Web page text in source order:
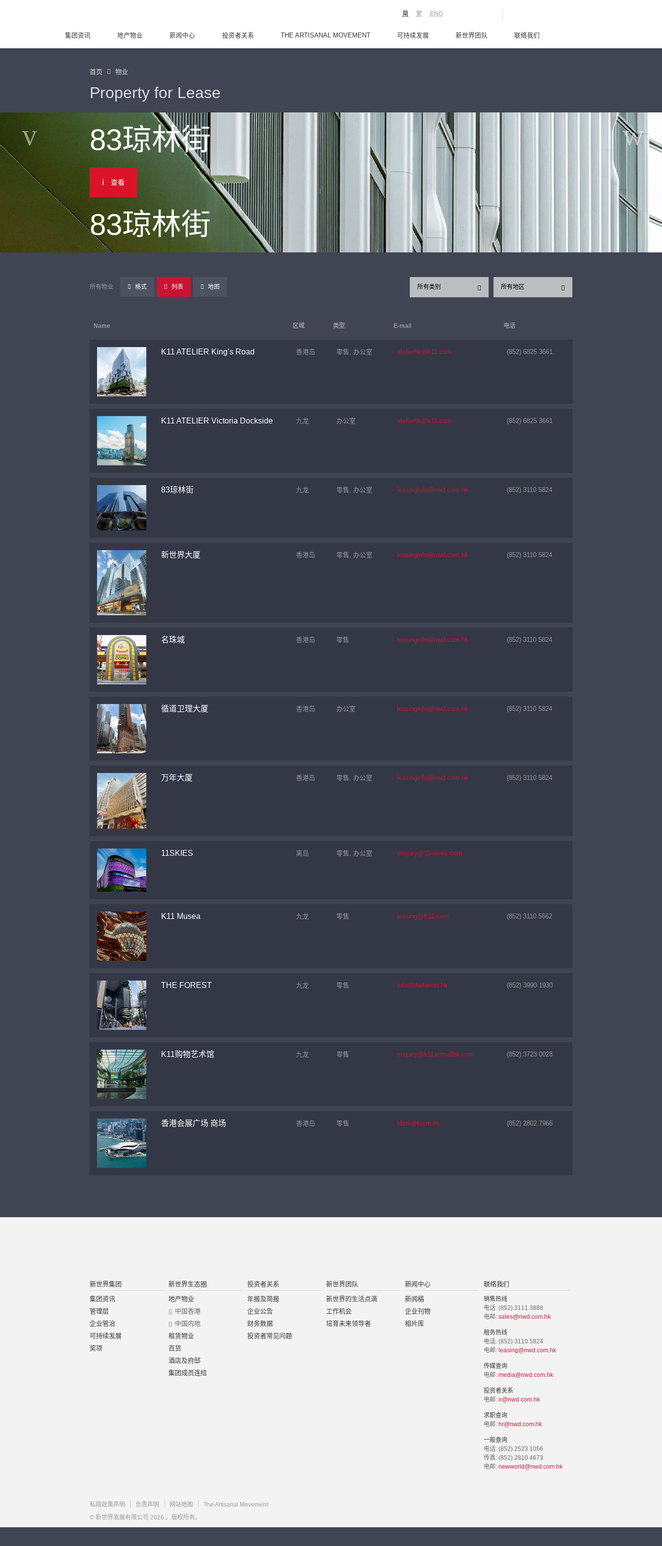
ENG
繁
简
集团资讯 地产物业 新闻中心 投资者关系 THE ARTISANAL MOVEMENT 可持续发展 新世界团队 联络我们
首页 物业
Property for Lease
83琼林街
查看
83琼林街
所有物业 格式 列表 地图 所有地区
所有类别
Name 区域 类型 E-mail 电话
K11 ATELIER King’s Road 香港岛 零售, 办公室 atelierhk@k11.com (852) 6825 3661
K11 ATELIER Victoria Dockside 九龙 办公室 atelierhk@k11.com (852) 6825 3661
83琼林街 九龙 零售, 办公室 leasinginfo@nwd.com.hk (852) 3110 5824
新世界大厦 香港岛 零售, 办公室 leasinginfo@nwd.com.hk (852) 3110 5824
名珠城 香港岛 零售 leasinginfo@nwd.com.hk (852) 3110 5824
循道卫理大厦 香港岛 办公室 leasinginfo@nwd.com.hk (852) 3110 5824
万年大厦 香港岛 零售, 办公室 leasinginfo@nwd.com.hk (852) 3110 5824
11SKIES 离岛 零售, 办公室 enquiry@11-skies.com
K11 Musea 九龙 零售 leasing@K11.com (852) 3110 5662
THE FOREST 九龙 零售 info@theforest.hk (852) 3990 1930
K11购物艺术馆 九龙 零售 enquiry@k11artmallhk.com (852) 3723 0028
香港会展广场 商场 香港岛 零售 klsm@klsm.hk (852) 2802 7966
新世界集团
集团资讯
管理层
企业管治
可持续发展
奖项
新世界生态圈
地产物业
中国香港
中国内地
租赁物业
百货
酒店及府邸
集团成员连结
投资者关系
年报及简报
企业公告
财务数据
投资者常见问题
新世界团队
新世界的生活点滴
工作机会
培育未来领导者
新闻中心
新闻稿
企业刊物
相片库
联络我们
销售热线
电话: (852) 3111 3888
电邮: sales@nwd.com.hk
租务热线
电话: (852) 3110 5824
电邮: leasing@nwd.com.hk
传媒查询
电邮: media@nwd.com.hk
投资者关系
电邮: ir@nwd.com.hk
求职查询
电邮: hr@nwd.com.hk
一般查询
电话: (852) 2523 1056
传真: (852) 2810 4673
电邮: newworld@nwd.com.hk
私隐政策声明 负责声明 网站地图
The Artisanal Movement
© 新世界发展有限公司 2026 。版权所有。